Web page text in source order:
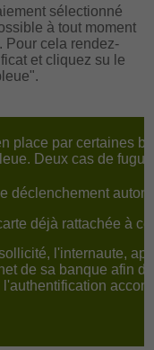
sélectionné
à tout moment
Pour cela rendez-
et cliquez su le
place par certaines
Deux cas de
déclenchement
déjà rattachée à
l'internaute,
de sa banque afin